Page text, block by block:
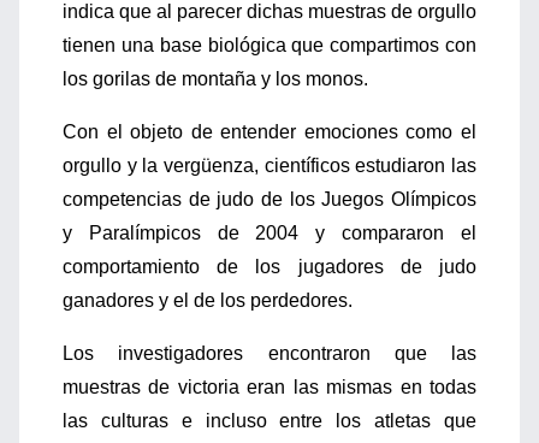
indica que al parecer dichas muestras de orgullo
tienen una base biológica que compartimos con
los gorilas de montaña y los monos.
Con el objeto de entender emociones como el
orgullo y la vergüenza, científicos estudiaron las
competencias de judo de los Juegos Olímpicos
y Paralímpicos de 2004 y compararon el
comportamiento de los jugadores de judo
ganadores y el de los perdedores.
Los investigadores encontraron que las
muestras de victoria eran las mismas en todas
las culturas e incluso entre los atletas que